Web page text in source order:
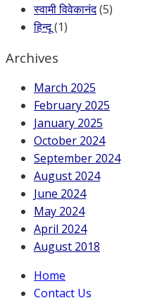
स्वामी विवेकानंद(5)
हिन्दू(1)
Archives
March 2025
February 2025
January 2025
October 2024
September 2024
August 2024
June 2024
May 2024
April 2024
August 2018
Home
Contact Us